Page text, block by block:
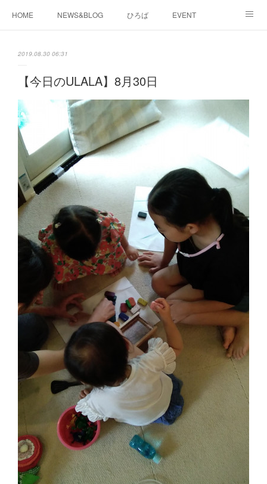
HOME NEWS&BLOG ひろば EVENT
2019.08.30 06:31
【今日のULALA】8月30日